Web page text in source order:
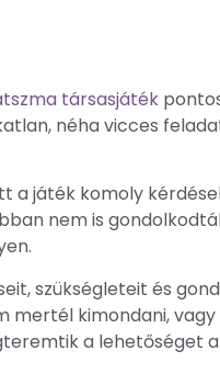
társasjáték
néha vicces
játék komoly
nem is
szükségleteit és
mertél kimondani,
a lehetőséget